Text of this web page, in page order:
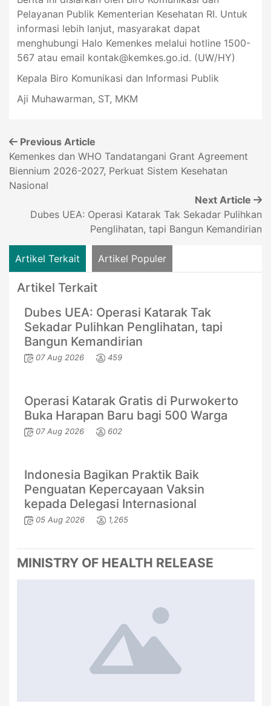
Pelayanan Publik Kementerian Kesehatan RI. Untuk
informasi lebih lanjut, masyarakat dapat
menghubungi Halo Kemenkes melalui hotline 1500-
567 atau email kontak@kemkes.go.id. (UW/HY)
Kepala Biro Komunikasi dan Informasi Publik
Aji Muhawarman, ST, MKM
Previous Article
Kemenkes dan WHO Tandatangani Grant Agreement
Biennium 2026-2027, Perkuat Sistem Kesehatan
Nasional
Next Article
Dubes UEA: Operasi Katarak Tak Sekadar Pulihkan
Penglihatan, tapi Bangun Kemandirian
Artikel Terkait Artikel Populer
Artikel Terkait
Dubes UEA: Operasi Katarak Tak
Sekadar Pulihkan Penglihatan, tapi
Bangun Kemandirian
07 Aug 2026 459
Operasi Katarak Gratis di Purwokerto
Buka Harapan Baru bagi 500 Warga
07 Aug 2026 602
Indonesia Bagikan Praktik Baik
Penguatan Kepercayaan Vaksin
kepada Delegasi Internasional
05 Aug 2026 1,265
MINISTRY OF HEALTH RELEASE